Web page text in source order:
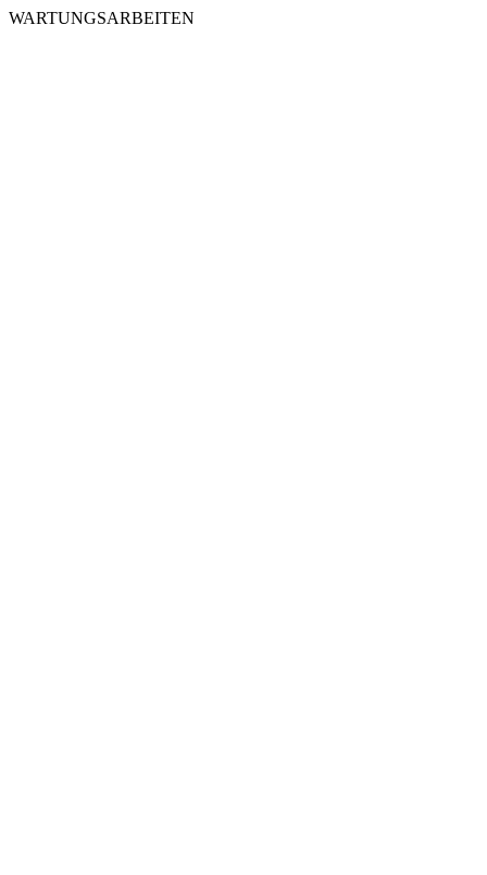
WARTUNGSARBEITEN